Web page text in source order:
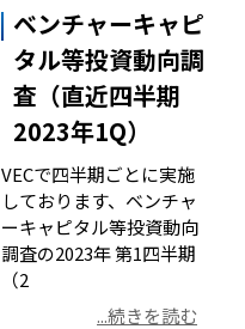
ベンチャーキャピ
タル等投資動向調
査（直近四半期
2023年1Q）
VECで四半期ごとに実施
しております、ベンチャ
ーキャピタル等投資動向
調査の2023年 第1四半期
（2
...続きを読む